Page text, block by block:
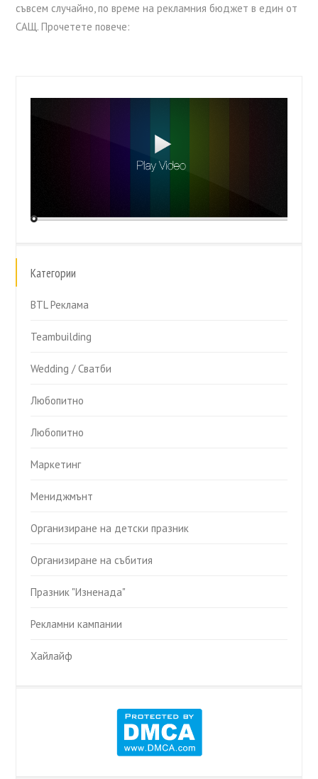
съвсем случайно, по време на рекламния бюджет в един от
САЩ. Прочетете повече:
Категории
BTL Реклама
Teambuilding
Wedding / Сватби
Любопитно
Любопитно
Маркетинг
Мениджмънт
Организиране на детски празник
Организиране на събития
Празник "Изненада"
Рекламни кампании
Хайлайф